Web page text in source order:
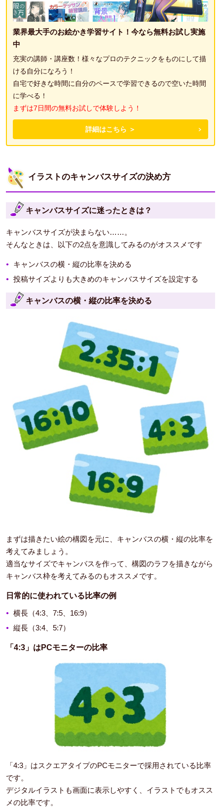
業界最大手のお絵かき学習サイト！今なら無料お試し実施
中
充実の講師・講座数！様々なプロのテクニックをものにして描
ける自分になろう！
自宅で好きな時間に自分のペースで学習できるので空いた時間
に学べる！
まずは7日間の無料お試しで体験しよう！
詳細はこちら ＞
イラストのキャンバスサイズの決め方
キャンバスサイズに迷ったときは？
キャンバスサイズが決まらない……。
そんなときは、以下の2点を意識してみるのがオススメです
キャンバスの横・縦の比率を決める
投稿サイズよりも大きめのキャンバスサイズを設定する
キャンバスの横・縦の比率を決める
まずは描きたい絵の構図を元に、キャンバスの横・縦の比率を
考えてみましょう。
適当なサイズでキャンバスを作って、構図のラフを描きながら
キャンバス枠を考えてみるのもオススメです。
日常的に使われている比率の例
横長（4:3、7:5、16:9）
縦長（3:4、5:7）
「4:3」はPCモニターの比率
「4:3」はスクエアタイプのPCモニターで採用されている比率
です。
デジタルイラストも画面に表示しやすく、イラストでもオスス
メの比率です。